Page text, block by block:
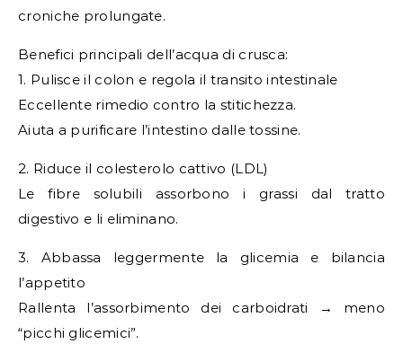
croniche prolungate.
Benefici principali dell’acqua di crusca:
1. Pulisce il colon e regola il transito intestinale
Eccellente rimedio contro la stitichezza.
Aiuta a purificare l’intestino dalle tossine.
2. Riduce il colesterolo cattivo (LDL)
Le fibre solubili assorbono i grassi dal tratto
digestivo e li eliminano.
3. Abbassa leggermente la glicemia e bilancia
l’appetito
Rallenta l’assorbimento dei carboidrati → meno
“picchi glicemici”.